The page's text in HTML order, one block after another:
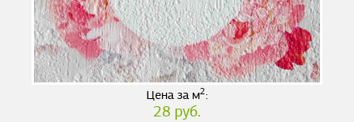
Цена за м2:
28 руб.